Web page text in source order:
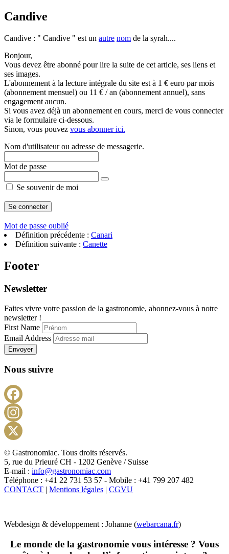
Candive
Candive : " Candive " est un autre nom de la syrah....
Bonjour,
Vous devez être abonné pour lire la suite de cet article, ses liens et
ses images.
L'abonnement à la lecture intégrale du site est à 1 € euro par mois
(abonnement mensuel) ou 11 € / an (abonnement annuel), sans
engagement aucun.
Si vous avez déjà un abonnement en cours, merci de vous connecter
via le formulaire ci-dessous.
Sinon, vous pouvez vous abonner ici.
Nom d'utilisateur ou adresse de messagerie.
Mot de passe
Se souvenir de moi
Mot de passe oublié
Définition précédente : Canari
Définition suivante : Canette
Footer
Newsletter
Faites vivre votre passion de la gastronomie, abonnez-vous à notre
newsletter !
First Name
Email Address
Envoyer
Nous suivre
X
© Gastronomiac. Tous droits réservés.
5, rue du Prieuré CH - 1202 Genève / Suisse
E-mail : info@gastronomiac.com
Téléphone : +41 22 731 53 57 - Mobile : +41 799 207 482
CONTACT | Mentions légales | CGVU
Webdesign & développement : Johanne (webarcana.fr)
Le monde de la gastronomie vous intéresse ? Vous